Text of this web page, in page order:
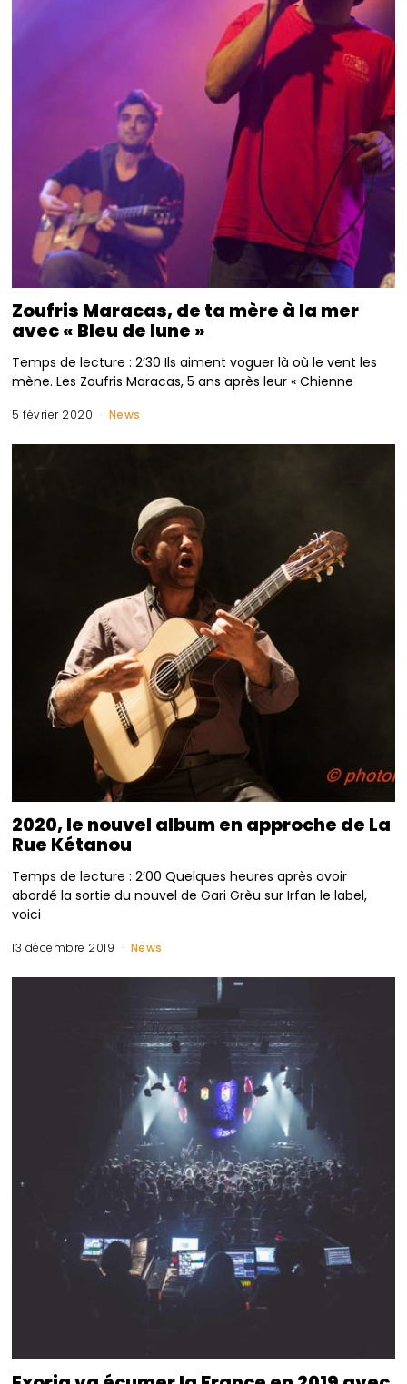
Zoufris Maracas, de ta mère à la mer
avec « Bleu de lune »
Temps de lecture : 2’30 Ils aiment voguer là où le vent les
mène. Les Zoufris Maracas, 5 ans après leur « Chienne
5 février 2020 News
2020, le nouvel album en approche de La
Rue Kétanou
Temps de lecture : 2’00 Quelques heures après avoir
abordé la sortie du nouvel de Gari Grèu sur Irfan le label,
voici
13 décembre 2019 News